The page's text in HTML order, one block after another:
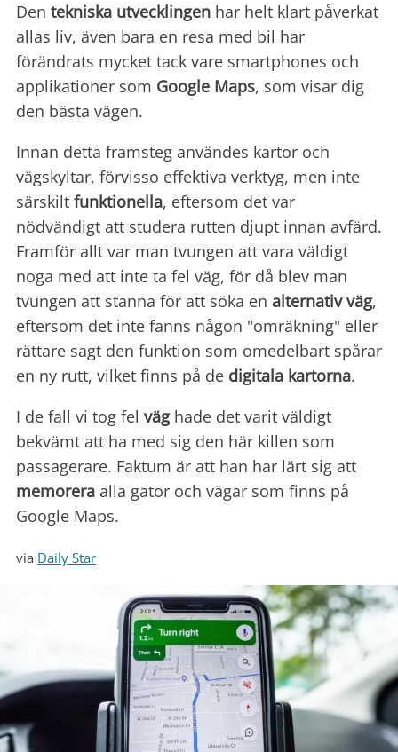
Den tekniska utvecklingen har helt klart påverkat
allas liv, även bara en resa med bil har
förändrats mycket tack vare smartphones och
applikationer som Google Maps, som visar dig
den bästa vägen.
Innan detta framsteg användes kartor och
vägskyltar, förvisso effektiva verktyg, men inte
särskilt funktionella, eftersom det var
nödvändigt att studera rutten djupt innan avfärd.
Framför allt var man tvungen att vara väldigt
noga med att inte ta fel väg, för då blev man
tvungen att stanna för att söka en alternativ väg,
eftersom det inte fanns någon "omräkning" eller
rättare sagt den funktion som omedelbart spårar
en ny rutt, vilket finns på de digitala kartorna.
I de fall vi tog fel väghade det varit väldigt
bekvämt att ha med sig den här killen som
passagerare. Faktum är att han har lärt sig att
memorera alla gator och vägar som finns på
Google Maps.
via Daily Star